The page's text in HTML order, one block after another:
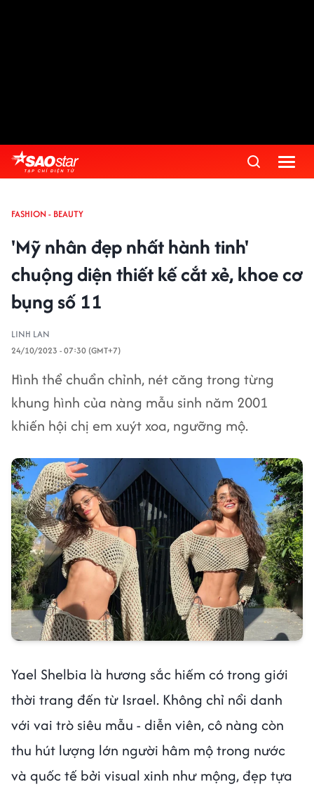
FASHION - BEAUTY
'Mỹ nhân đẹp nhất hành tinh'
chuộng diện thiết kế cắt xẻ, khoe cơ
bụng số 11
LINH LAN
24/10/2023 - 07:30 (GMT+7)
Hình thể chuẩn chỉnh, nét căng trong từng
khung hình của nàng mẫu sinh năm 2001
khiến hội chị em xuýt xoa, ngưỡng mộ.
Yael Shelbia là hương sắc hiếm có trong giới
thời trang đến từ Israel. Không chỉ nổi danh
với vai trò siêu mẫu - diễn viên, cô nàng còn
thu hút lượng lớn người hâm mộ trong nước
và quốc tế bởi visual xinh như mộng, đẹp tựa